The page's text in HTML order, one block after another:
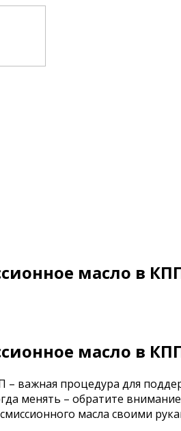
масло в
масло в
– важная процедура для
менять – обратите
масла своими